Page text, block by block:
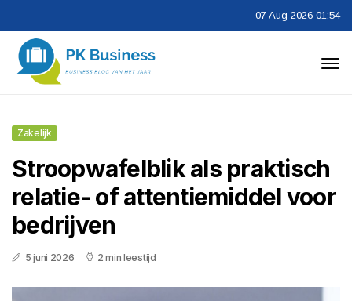
07 Aug 2026 01:54
Zakelijk
Stroopwafelblik als praktisch
relatie- of attentiemiddel voor
bedrijven
5 juni 2026 2 min leestijd